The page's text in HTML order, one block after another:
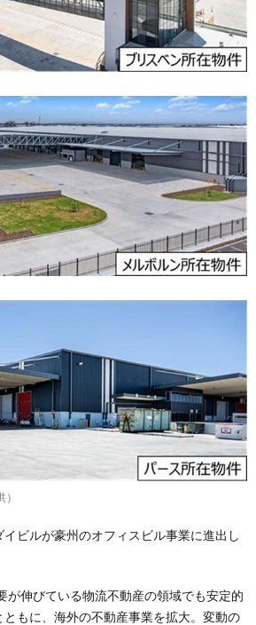
ビルが豪州のオフィスビル事業に進出し
が伸びている物流不動産の領域でも安定的
もに、海外の不動産事業を拡大。変動の